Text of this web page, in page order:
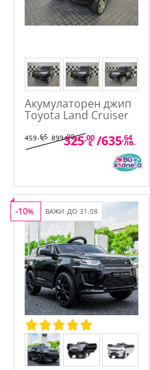
Акумулаторен джип
Toyota Land Cruiser
Police 12V, с меки
гуми и кожена
седалка
459,65
€ 899,00лв.
325,00
€ /635,64
лв.
ВАЖИ ДО 31.08
-10%